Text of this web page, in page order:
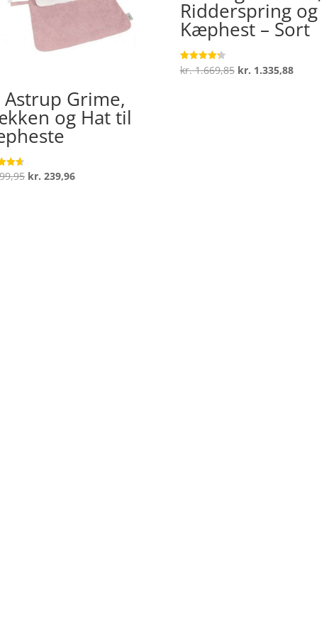
Astrup Grime,
og Hat til
Den
kr. 239,96Den
Ridderspring og
Kæphest – Sort
Vurderet
4.3
kr.1.669,85 Den
kr. 1.335,88Den